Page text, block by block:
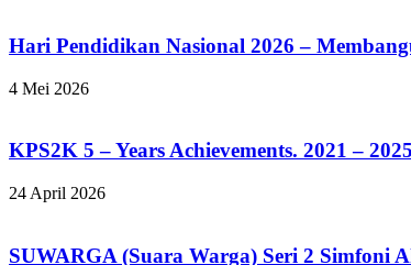
Hari Pendidikan Nasional 2026 –
4 Mei 2026
KPS2K 5 – Years Achievements. 2021 – 2025
24 April 2026
SUWARGA (Suara Warga) Seri 2 Simfoni